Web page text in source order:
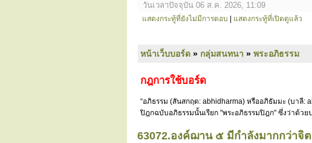
วันเวลาปัจจุบัน 06 ส.ค. 2026, 11:09
แสดงกระทู้ที่ยังไม่มีการตอบ แสดงกระทู้ที่เปิดดูแล้ว
หน้าเว็บบอร์ด » กลุ่มสนทนา » พระอภิธรรม
กฎการใช้บอร์ด
“อภิธรรม (สันสกฤต: abhidharma) หรืออภิธัมมะ (บาลี
ปิฎกฉบับอภิธรรมนั้นเรียก "พระอภิธรรมปิฎก" ซึ่งว่าด้ว
63072.องค์ฌาน ๕ มีกำลังมากกว่าจิ